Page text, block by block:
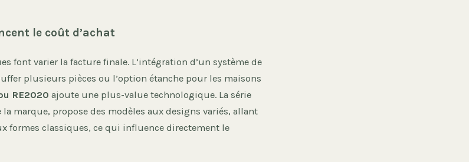
le coût d’achat
font varier la facture finale. L’intégration d’un système de
plusieurs pièces ou l’option étanche pour les maisons
RE2020 ajoute une plus-value technologique. La série
marque, propose des modèles aux designs variés, allant
formes classiques, ce qui influence directement le